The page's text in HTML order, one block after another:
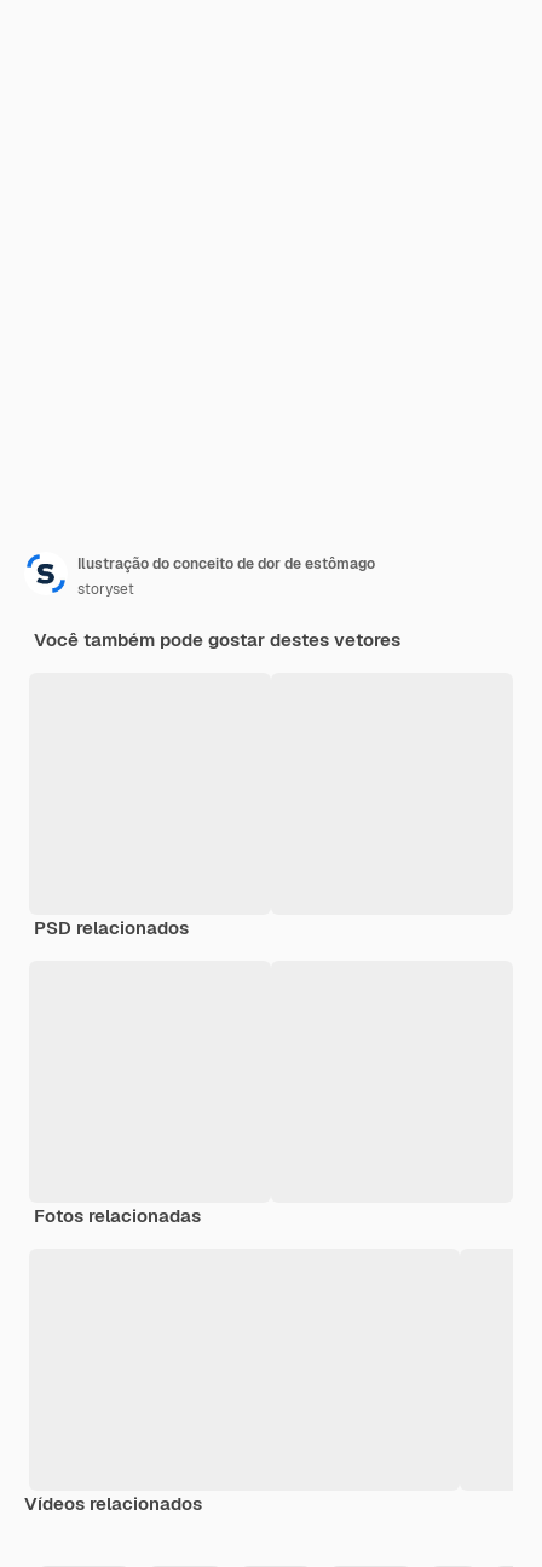
Ilustração do conceito de dor de estômago
storyset
Você também pode gostar destes vetores
PSD relacionados
Fotos relacionadas
Vídeos relacionados